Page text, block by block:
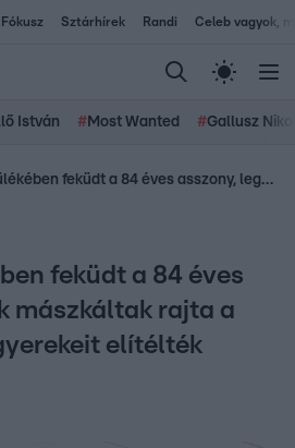
Fókusz Sztárhírek Randi Celeb vagyok,
István # Most Wanted #Gallusz
A saját ürülékében feküdt a 84 éves asszony, legyek mászkáltak rajta a halála előtt – gyerekeit elítélték
feküdt a 84 éves
mászkáltak rajta a
elítélték